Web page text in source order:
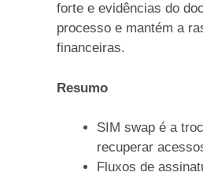
forte e evidências do
processo e mantém a
financeiras.
Resumo
SIM swap é a
recuperar
Fluxos de